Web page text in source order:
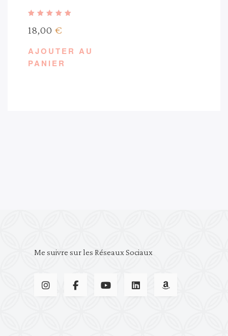
5.00
sur 5
18,00 €
AJOUTER AU
PANIER
Me suivre sur les Réseaux Sociaux